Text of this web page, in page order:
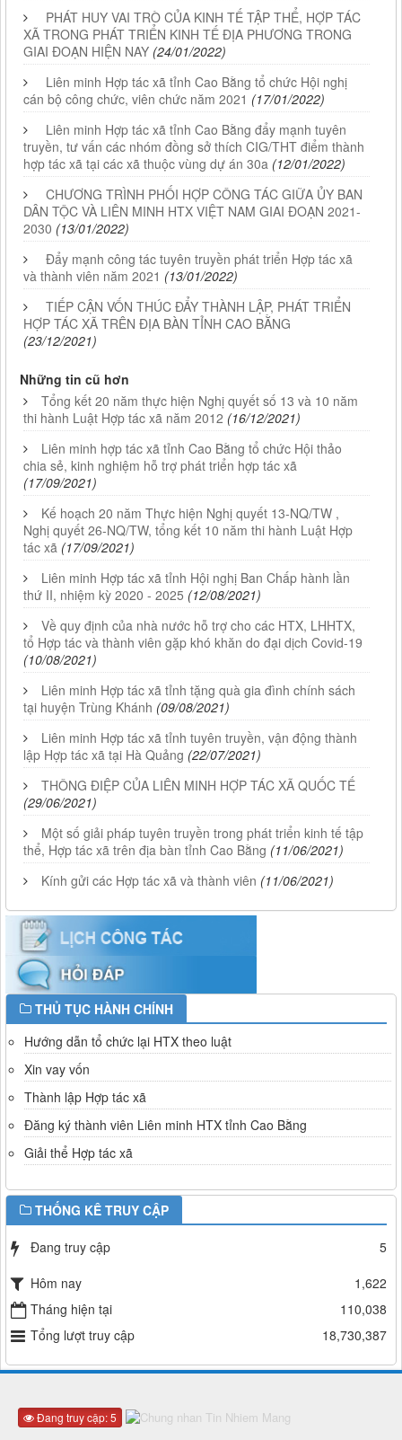
PHÁT HUY VAI TRÒ CỦA KINH TẾ TẬP THỂ, HỢP TÁC
XÃ TRONG PHÁT TRIỂN KINH TẾ ĐỊA PHƯƠNG TRONG
GIAI ĐOẠN HIỆN NAY (24/01/2022)
Liên minh Hợp tác xã tỉnh Cao Bằng tổ chức Hội nghị
cán bộ công chức, viên chức năm 2021 (17/01/2022)
Liên minh Hợp tác xã tỉnh Cao Bằng đẩy mạnh tuyên
truyền, tư vấn các nhóm đồng sở thích CIG/THT điểm thành
hợp tác xã tại các xã thuộc vùng dự án 30a (12/01/2022)
CHƯƠNG TRÌNH PHỐI HỢP CÔNG TÁC GIỮA ỦY BAN
DÂN TỘC VÀ LIÊN MINH HTX VIỆT NAM GIAI ĐOẠN 2021-
2030 (13/01/2022)
Đẩy mạnh công tác tuyên truyền phát triển Hợp tác xã
và thành viên năm 2021 (13/01/2022)
TIẾP CẬN VỐN THÚC ĐẨY THÀNH LẬP, PHÁT TRIỂN
HỢP TÁC XÃ TRÊN ĐỊA BÀN TỈNH CAO BẰNG
(23/12/2021)
Những tin cũ hơn
Tổng kết 20 năm thực hiện Nghị quyết số 13 và 10 năm
thi hành Luật Hợp tác xã năm 2012 (16/12/2021)
Liên minh hợp tác xã tỉnh Cao Bằng tổ chức Hội thảo
chia sẻ, kinh nghiệm hỗ trợ phát triển hợp tác xã
(17/09/2021)
Kế hoạch 20 năm Thực hiện Nghị quyết 13-NQ/TW ,
Nghị quyết 26-NQ/TW, tổng kết 10 năm thi hành Luật Hợp
tác xã (17/09/2021)
Liên minh Hợp tác xã tỉnh Hội nghị Ban Chấp hành lần
thứ II, nhiệm kỳ 2020 - 2025 (12/08/2021)
Về quy định của nhà nước hỗ trợ cho các HTX, LHHTX,
tổ Hợp tác và thành viên gặp khó khăn do đại dịch Covid-19
(10/08/2021)
Liên minh Hợp tác xã tỉnh tặng quà gia đình chính sách
tại huyện Trùng Khánh (09/08/2021)
Liên minh Hợp tác xã tỉnh tuyên truyền, vận động thành
lập Hợp tác xã tại Hà Quảng (22/07/2021)
THÔNG ĐIỆP CỦA LIÊN MINH HỢP TÁC XÃ QUỐC TẾ
(29/06/2021)
Một số giải pháp tuyên truyền trong phát triển kinh tế tập
thể, Hợp tác xã trên địa bàn tỉnh Cao Bằng (11/06/2021)
Kính gửi các Hợp tác xã và thành viên (11/06/2021)
THỦ TỤC HÀNH CHÍNH
Hướng dẫn tổ chức lại HTX theo luật
Xin vay vốn
Thành lập Hợp tác xã
Đăng ký thành viên Liên minh HTX tỉnh Cao Bằng
Giải thể Hợp tác xã
THỐNG KÊ TRUY CẬP
Đang truy cập
5
Hôm nay
1,622
Tháng hiện tại
110,038
Tổng lượt truy cập
18,730,387
Đang truy cập: 5